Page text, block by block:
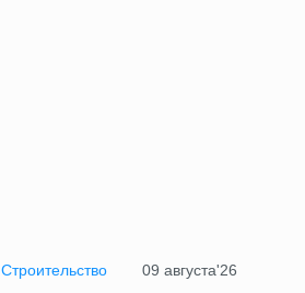
Строительство 09 августа'26